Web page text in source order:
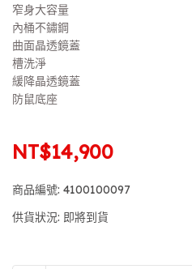
窄身大容量
內桶不鏽鋼
曲面晶透鏡蓋
槽洗淨
緩降晶透鏡蓋
防鼠底座
NT$14,900
商品編號: 4100100097
供貨狀況: 即將到貨